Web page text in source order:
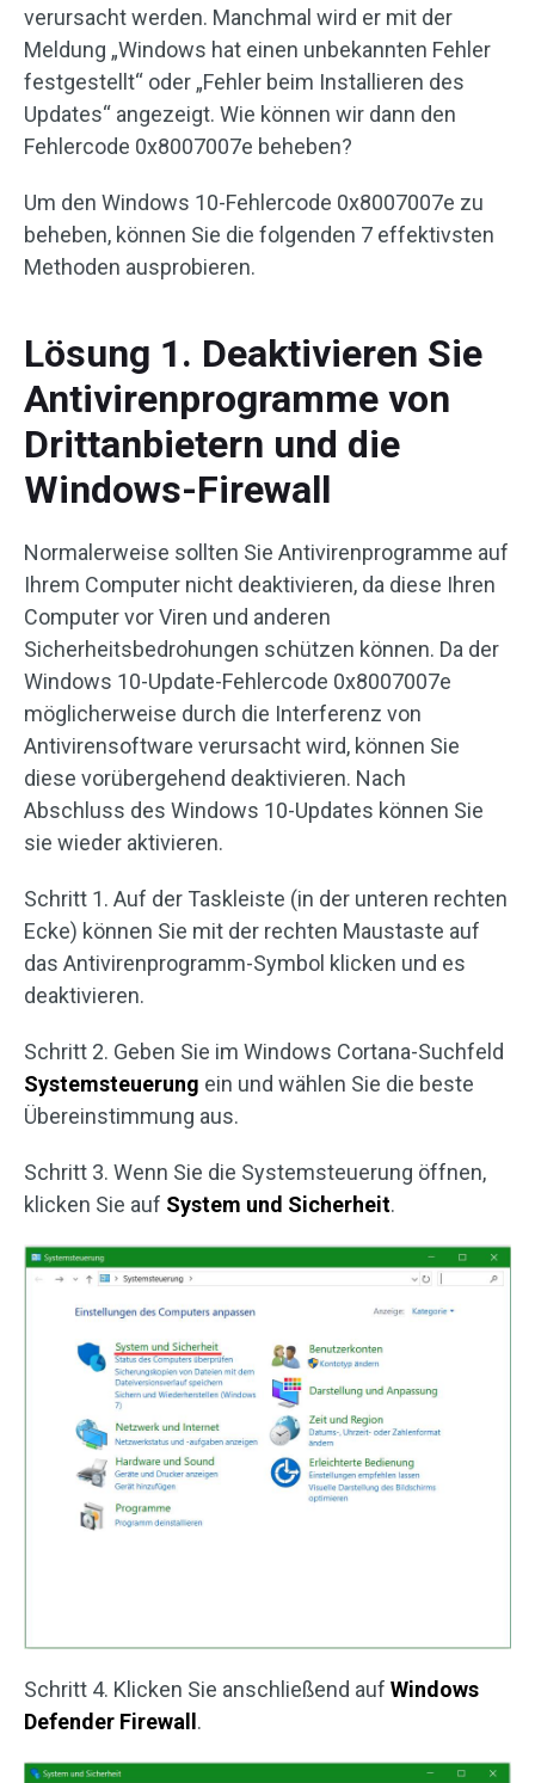
verursacht werden. Manchmal wird er mit der
Meldung „Windows hat einen unbekannten Fehler
festgestellt“ oder „Fehler beim Installieren des
Updates“ angezeigt. Wie können wir dann den
Fehlercode 0x8007007e beheben?
Um den Windows 10-Fehlercode 0x8007007e zu
beheben, können Sie die folgenden 7 effektivsten
Methoden ausprobieren.
Lösung 1. Deaktivieren Sie
Antivirenprogramme von
Drittanbietern und die
Windows-Firewall
Normalerweise sollten Sie Antivirenprogramme auf
Ihrem Computer nicht deaktivieren, da diese Ihren
Computer vor Viren und anderen
Sicherheitsbedrohungen schützen können. Da der
Windows 10-Update-Fehlercode 0x8007007e
möglicherweise durch die Interferenz von
Antivirensoftware verursacht wird, können Sie
diese vorübergehend deaktivieren. Nach
Abschluss des Windows 10-Updates können Sie
sie wieder aktivieren.
Schritt 1. Auf der Taskleiste (in der unteren rechten
Ecke) können Sie mit der rechten Maustaste auf
das Antivirenprogramm-Symbol klicken und es
deaktivieren.
Schritt 2. Geben Sie im Windows Cortana-Suchfeld
Systemsteuerung ein und wählen Sie die beste
Übereinstimmung aus.
Schritt 3. Wenn Sie die Systemsteuerung öffnen,
klicken Sie auf System und Sicherheit.
Schritt 4. Klicken Sie anschließend auf Windows
Defender Firewall .